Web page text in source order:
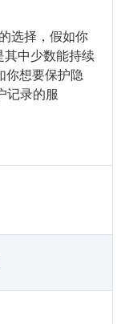
选择，假如你
其中少数能持续
你想要保护隐
记录的服